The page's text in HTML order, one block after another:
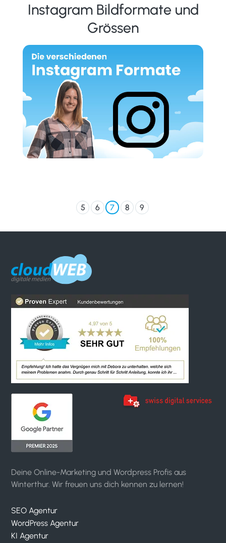
Instagram Bildformate und
Grössen
5 6 7 8 9
Deine Online-Marketing und Wordpress Profis aus
Winterthur. Wir freuen uns dich kennen zu lernen!
SEO Agentur
WordPress Agentur
KI Agentur